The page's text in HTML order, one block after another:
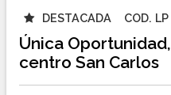
DESTACADA COD.
Única
centro San Carlos